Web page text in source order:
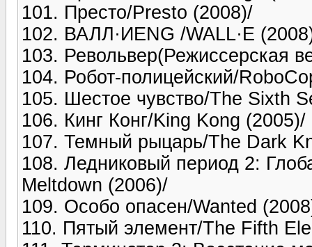
101. Престо/Presto (2008)/
102. ВАЛЛ·ИENG /WALL·E
103. Револьвер(Режиссерская
104. Робот-полицейский/
105. Шестое чувство/The Sixth
106. Кинг Конг/King Kong (2005)/
107. Темный рыцарь/The Dark
108. Ледниковый период 2:
Meltdown (2006)/
109. Особо опасен/Wanted
110. Пятый элемент/The Fifth